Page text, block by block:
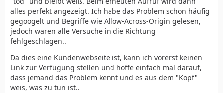
alles perfekt angezeigt. Ich habe das Problem schon häufig
gegoogelt und Begriffe wie Allow-Across-Origin gelesen,
jedoch waren alle Versuche in die Richtung
fehlgeschlagen..
Da dies eine Kundenwebseite ist, kann ich vorerst keinen
Link zur Verfügung stellen und hoffe einfach mal darauf,
dass jemand das Problem kennt und es aus dem "Kopf"
weis, was zu tun ist..